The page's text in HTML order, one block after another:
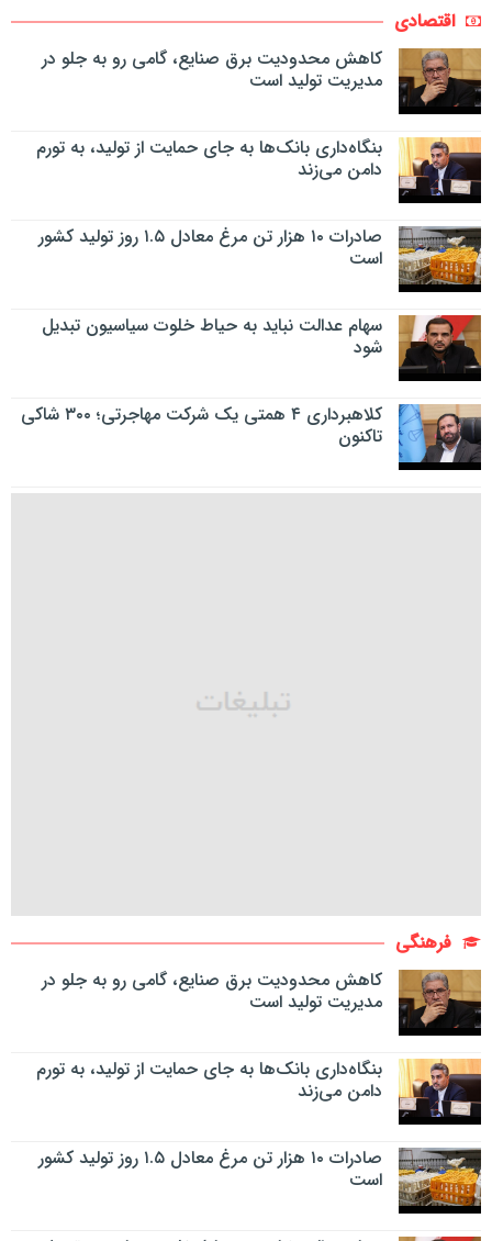
اقتصادی
کاهش محدودیت برق صنایع، گامی رو به جلو در
مدیریت تولید است
بنگاه‌داری بانک‌ها به جای حمایت از تولید، به تورم
دامن می‌زند
صادرات ۱۰ هزار تن مرغ معادل ۱.۵ روز تولید کشور
است
سهام عدالت نباید به حیاط خلوت سیاسیون تبدیل
شود
کلاهبرداری ۴ همتی یک شرکت مهاجرتی؛ ۳۰۰ شاکی
تاکنون
فرهنگی
کاهش محدودیت برق صنایع، گامی رو به جلو در
مدیریت تولید است
بنگاه‌داری بانک‌ها به جای حمایت از تولید، به تورم
دامن می‌زند
صادرات ۱۰ هزار تن مرغ معادل ۱.۵ روز تولید کشور
است